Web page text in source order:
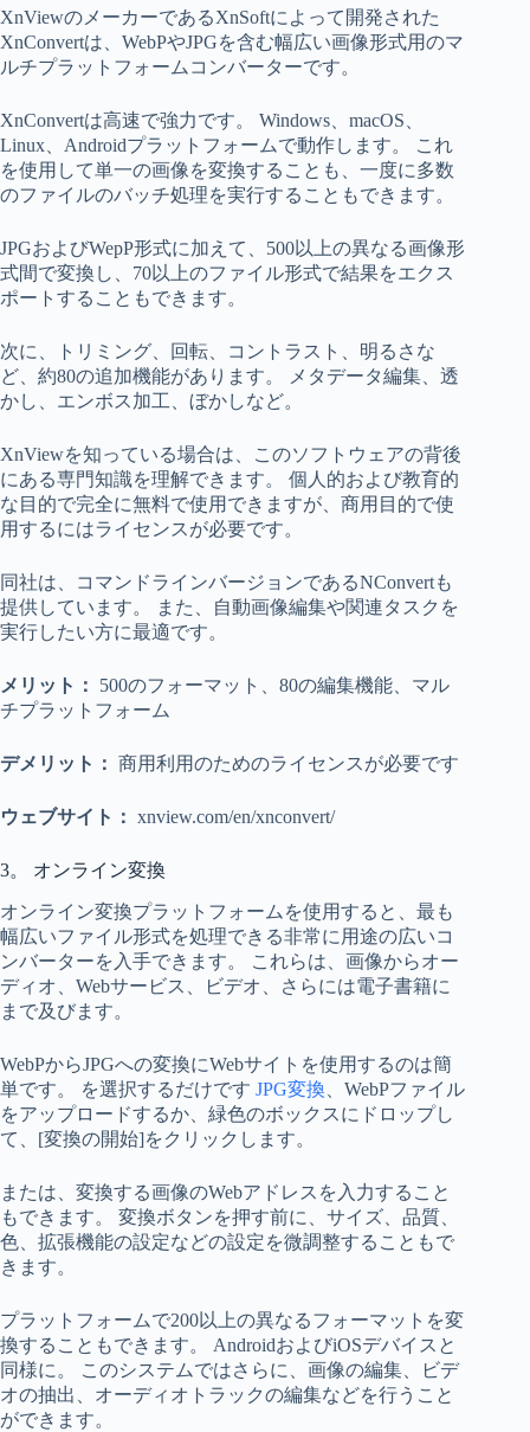
XnViewのメーカーであるXnSoftによって開発された
XnConvertは、WebPやJPGを含む幅広い画像形式用のマ
ルチプラットフォームコンバーターです。
XnConvertは高速で強力です。 Windows、macOS、
Linux、Androidプラットフォームで動作します。 これ
を使用して単一の画像を変換することも、一度に多数
のファイルのバッチ処理を実行することもできます。
JPGおよびWepP形式に加えて、500以上の異なる画像形
式間で変換し、70以上のファイル形式で結果をエクス
ポートすることもできます。
次に、トリミング、回転、コントラスト、明るさな
ど、約80の追加機能があります。 メタデータ編集、透
かし、エンボス加工、ぼかしなど。
XnViewを知っている場合は、このソフトウェアの背後
にある専門知識を理解できます。 個人的および教育的
な目的で完全に無料で使用できますが、商用目的で使
用するにはライセンスが必要です。
同社は、コマンドラインバージョンであるNConvertも
提供しています。 また、自動画像編集や関連タスクを
実行したい方に最適です。
メリット：
500のフォーマット、80の編集機能、マル
チプラットフォーム
デメリット： 商用利用のためのライセンスが必要です
ウェブサイト： xnview.com/en/xnconvert/
3。 オンライン変換
オンライン変換プラットフォームを使用すると、最も
幅広いファイル形式を処理できる非常に用途の広いコ
ンバーターを入手できます。 これらは、画像からオー
ディオ、Webサービス、ビデオ、さらには電子書籍に
まで及びます。
WebPからJPGへの変換にWebサイトを使用するのは簡
単です。 を選択するだけです JPG変換、WebPファイル
をアップロードするか、緑色のボックスにドロップし
て、[変換の開始]をクリックします。
または、変換する画像のWebアドレスを入力すること
もできます。 変換ボタンを押す前に、サイズ、品質、
色、拡張機能の設定などの設定を微調整することもで
きます。
プラットフォームで200以上の異なるフォーマットを変
換することもできます。 AndroidおよびiOSデバイスと
同様に。 このシステムではさらに、画像の編集、ビデ
オの抽出、オーディオトラックの編集などを行うこと
ができます。